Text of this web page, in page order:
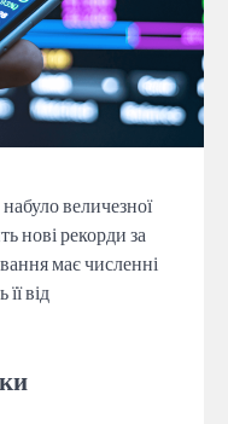
величезної
нові рекорди за
має численні
від